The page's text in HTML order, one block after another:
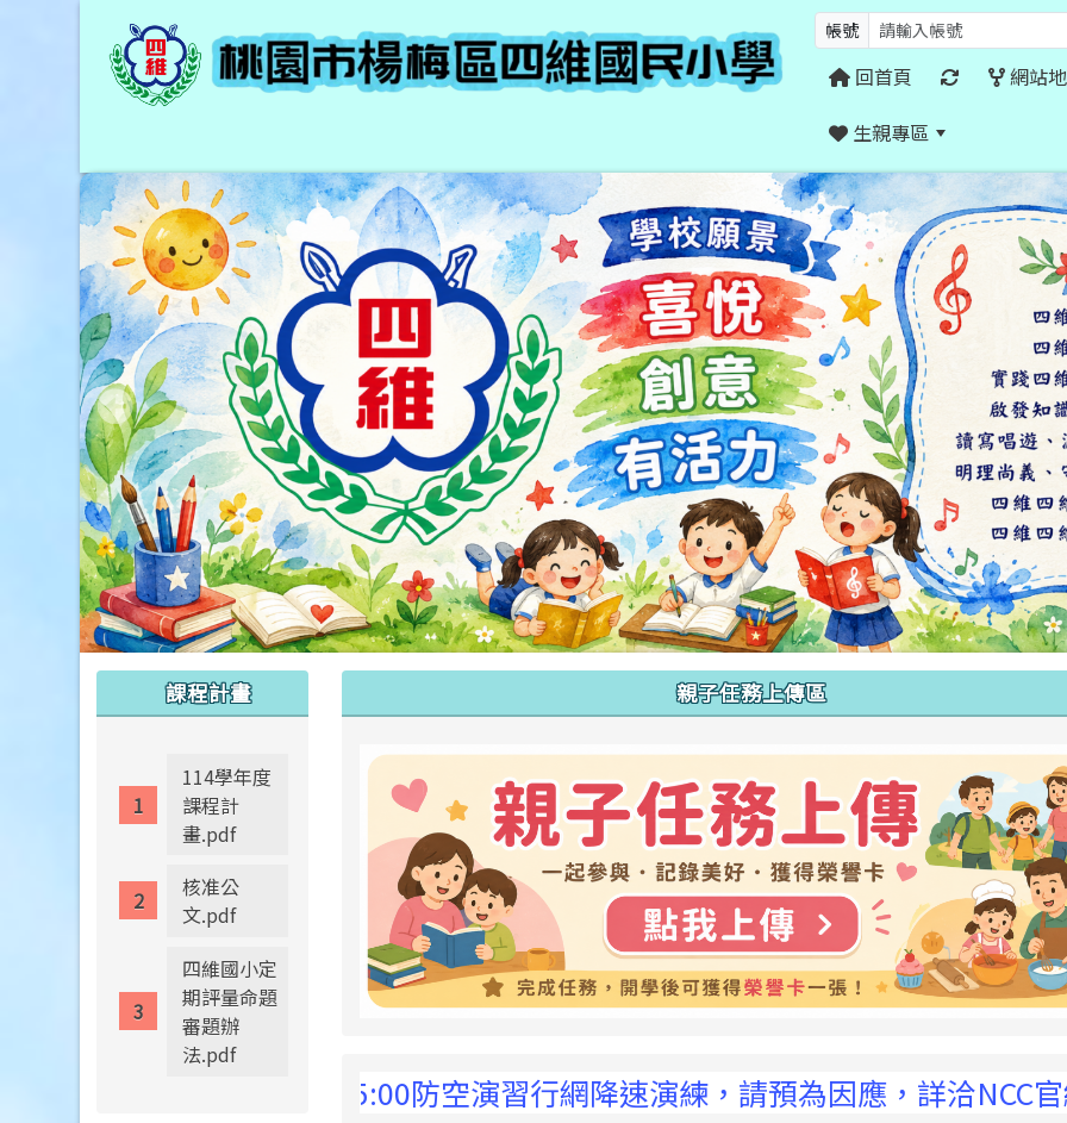
帳號
回首頁 網站
生親專區
親子任務上傳區
13日14:30至15:00防空演習行網降速演練，請預為因應，詳洽NCC官網
課程計畫
114學年度
課程計
畫.pdf
核准公
文.pdf
四維國小定
期評量命題
審題辦
法.pdf